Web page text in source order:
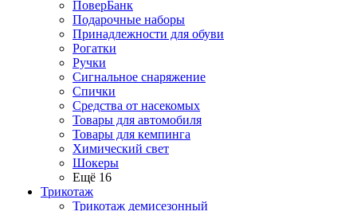
ПоверБанк
Подарочные наборы
Принадлежности для обуви
Рогатки
Ручки
Сигнальное снаряжение
Спички
Средства от насекомых
Товары для автомобиля
Товары для кемпинга
Химический свет
Шокеры
Ещё 16
Трикотаж
Трикотаж демисезонный